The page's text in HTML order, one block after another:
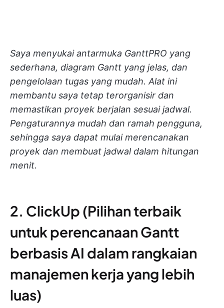
Saya menyukai antarmuka GanttPRO yang
sederhana, diagram Gantt yang jelas, dan
pengelolaan tugas yang mudah. Alat ini
membantu saya tetap terorganisir dan
memastikan proyek berjalan sesuai jadwal.
Pengaturannya mudah dan ramah pengguna,
sehingga saya dapat mulai merencanakan
proyek dan membuat jadwal dalam hitungan
menit.
2. ClickUp (Pilihan terbaik
untuk perencanaan Gantt
berbasis AI dalam rangkaian
manajemen kerja yang lebih
luas)